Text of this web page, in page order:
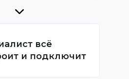
всё
и подключит